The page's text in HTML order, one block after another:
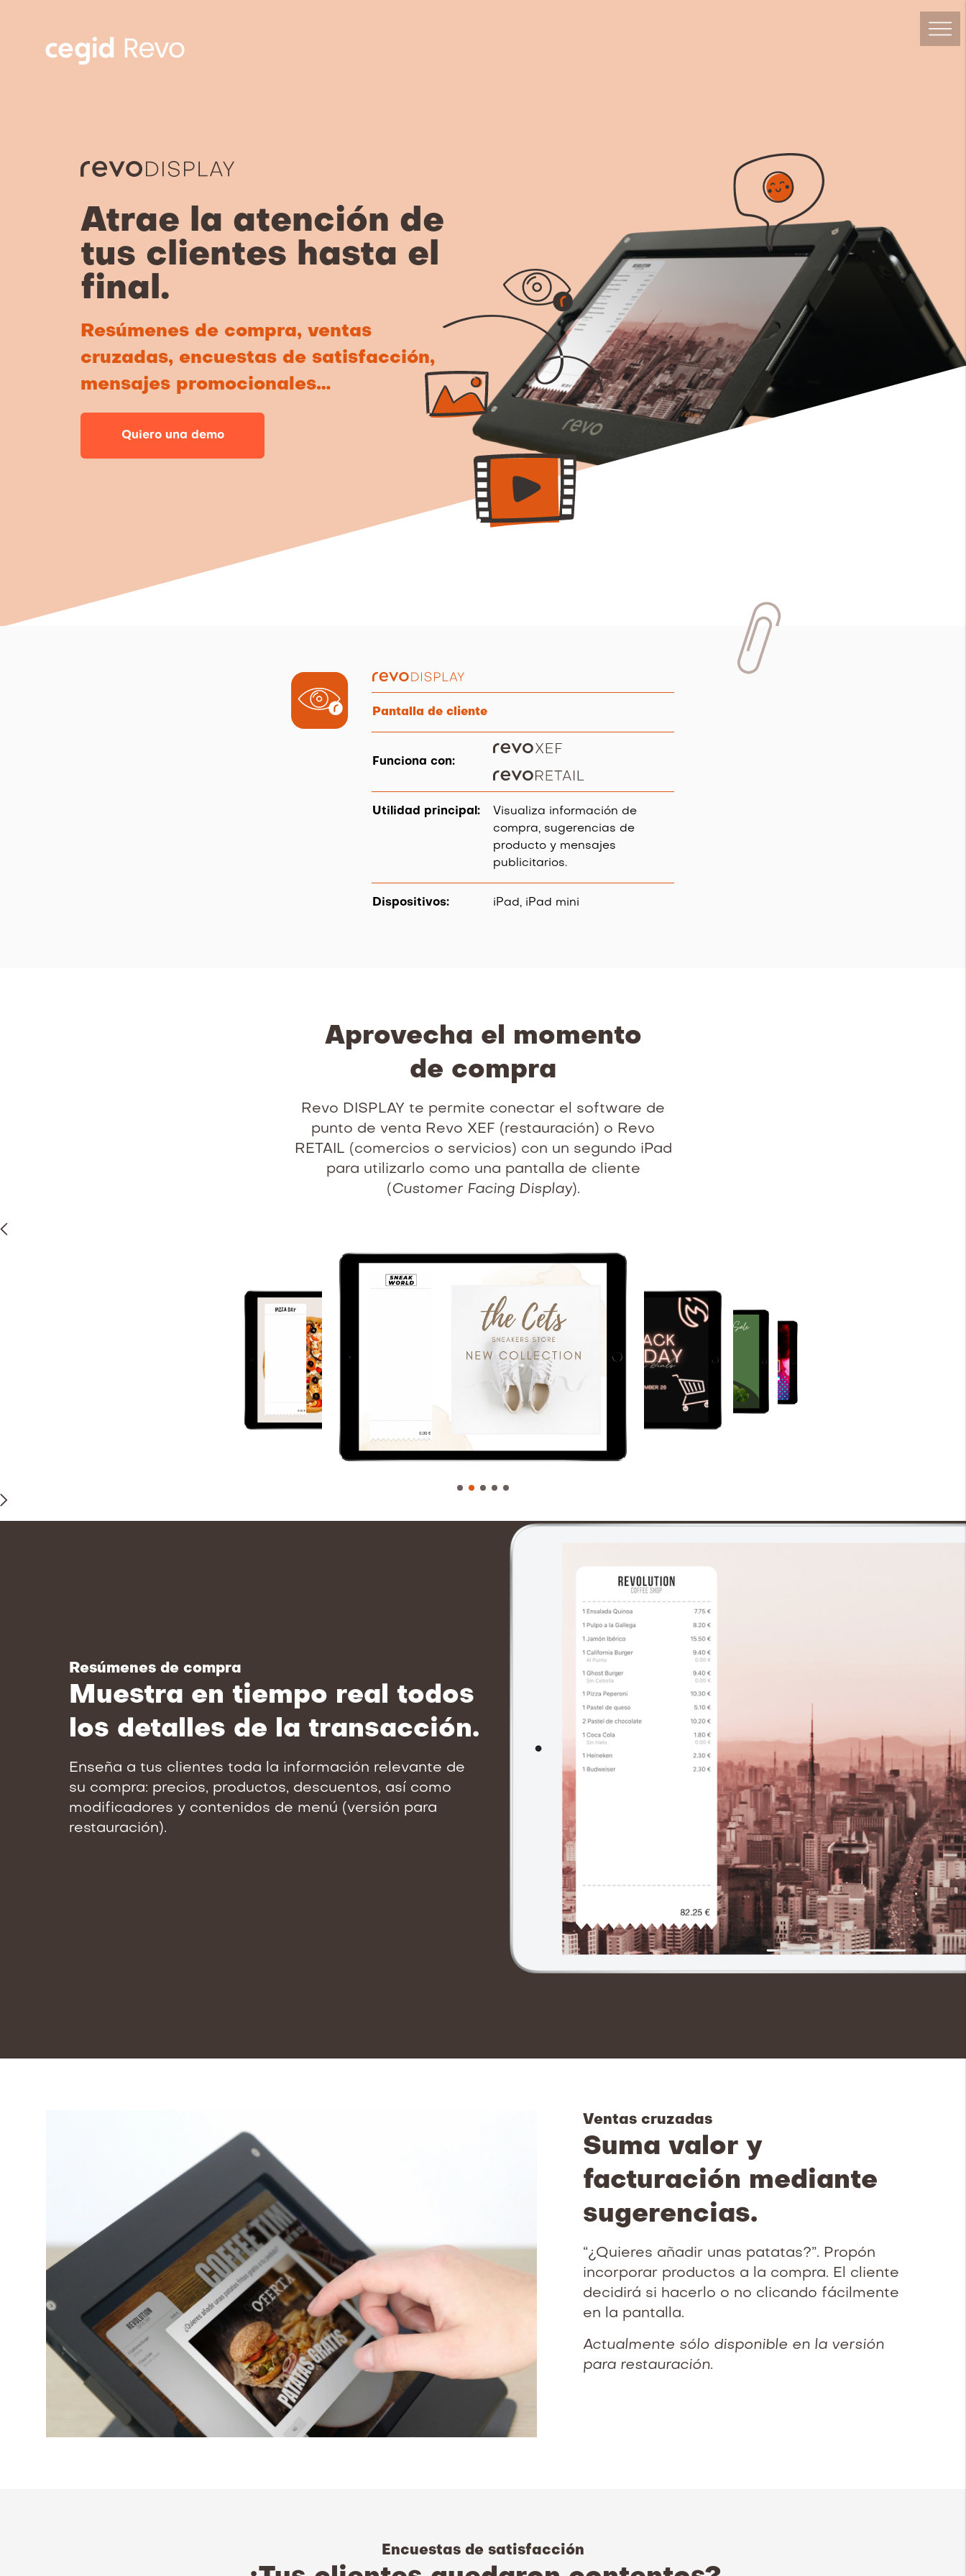
Atrae la atención de
tus clientes hasta el
final.
Resúmenes de compra, ventas
cruzadas, encuestas de satisfacción,
mensajes promocionales…
Quiero una demo
Pantalla de cliente
Funciona con:
Utilidad principal:
Visualiza información de
compra, sugerencias de
producto y mensajes
publicitarios.
Dispositivos: iPad, iPad mini
Aprovecha el momento
de compra
Revo DISPLAY te permite conectar el software de
punto de venta Revo XEF (restauración) o Revo
RETAIL (comercios o servicios) con un segundo iPad
para utilizarlo como una pantalla de cliente
( Customer Facing Display).
Resúmenes de compra
Muestra en tiempo real todos
los detalles de la transacción.
Enseña a tus clientes toda la información relevante de
su compra: precios, productos, descuentos, así como
modificadores y contenidos de menú (versión para
restauración).
Ventas cruzadas
Suma valor y
facturación mediante
sugerencias.
“¿Quieres añadir unas patatas?”. Propón
incorporar productos a la compra. El cliente
decidirá si hacerlo o no clicando fácilmente
en la pantalla.
Actualmente sólo disponible en la versión
para restauración.
Encuestas de satisfacción